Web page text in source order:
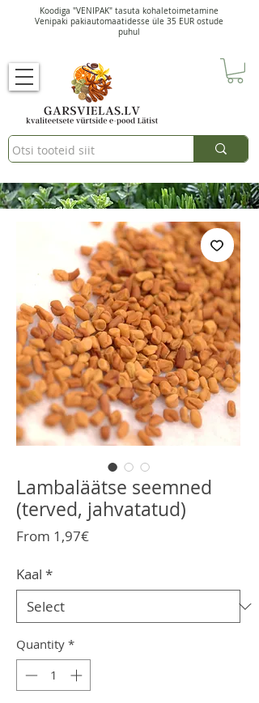
Koodiga "VENIPAK" tasuta kohaletoimetamine
Venipaki pakiautomaatidesse üle 35 EUR ostude
puhul
Lambaläätse seemned
(terved, jahvatatud)
From 1,97€Sale
Kaal *
Quantity *